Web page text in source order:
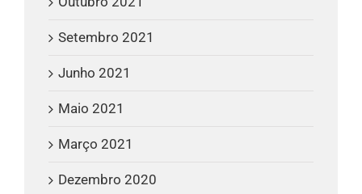
Setembro 2021
Junho 2021
Maio 2021
Março 2021
Dezembro 2020